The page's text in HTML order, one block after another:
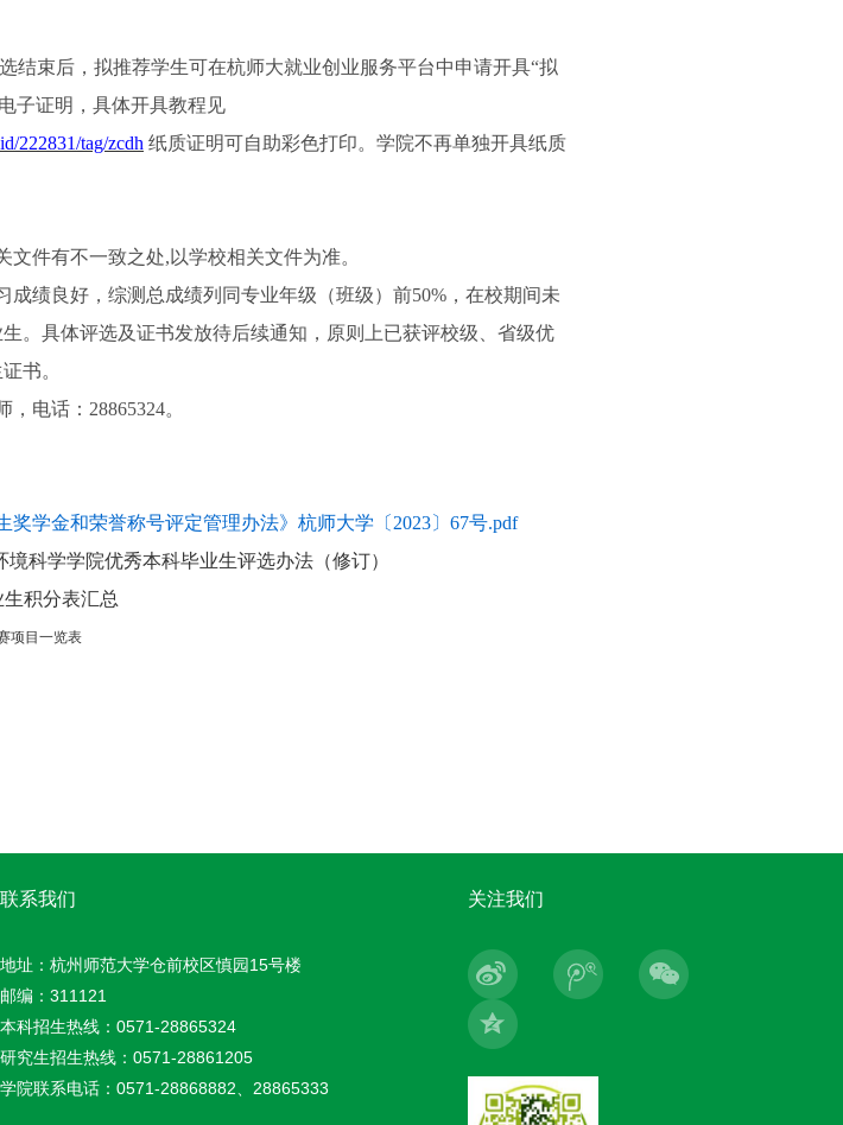
结束后，拟推荐学生可在杭师大就业创业服务平台中申请开具“拟
子证明，具体开具教程见
222831/tag/zcdh 纸质证明可自助彩色打印。学院不再单独开具纸质
文件有不一致之处,以学校相关文件为准。
成绩良好，综测总成绩列同专业年级（班级）前50%，在校期间未
。具体评选及证书发放待后续通知，原则上已获评校级、省级优
书。
电话：28865324。
奖学金和荣誉称号评定管理办法》杭师大学〔2023〕67号.pdf
科学学院优秀本科毕业生评选办法（修订）
积分表汇总
项目一览表
联系我们
地址：杭州师范大学仓前校区慎园15号楼
邮编：311121
本科招生热线：0571-28865324
研究生招生热线：0571-28861205
学院联系电话：0571-28868882、28865333
关注我们